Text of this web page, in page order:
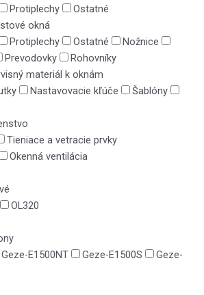
Protiplechy
Ostatné
okná
Protiplechy Ostatné
Nožnice
Prevodovky
Rohovníky
materiál k oknám
Nastavovacie kľúče
Šablóny
Tieniace a vetracie prvky
Okenná ventilácia
OL320
Geze-E1500NT Geze-E1500S
Geze-